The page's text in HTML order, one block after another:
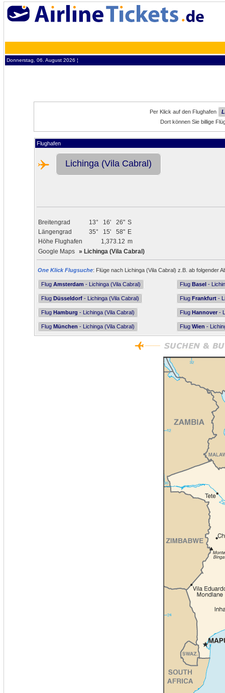
Donnerstag, 06. August 2026 ¦
Per Klick auf den Flughafen
Dort können Sie billige
Flughafen
Lichinga (Vila Cabral)
Breitengrad 13° 16' 26" S
Längengrad
35° 15' 58" E
Höhe Flughafen
1,373.12 m
Google Maps » Lichinga (Vila Cabral)
One Klick Flugsuche: Flüge nach Lichinga (Vila Cabral) z.B. ab folgender
Flug Amsterdam - Lichinga (Vila Cabral) Flug Basel -
Flug Düsseldorf - Lichinga (Vila Cabral) Flug Frankfurt -
Flug Hamburg - Lichinga (Vila Cabral) Flug Hannover -
Flug München - Lichinga (Vila Cabral) Flug Wien -